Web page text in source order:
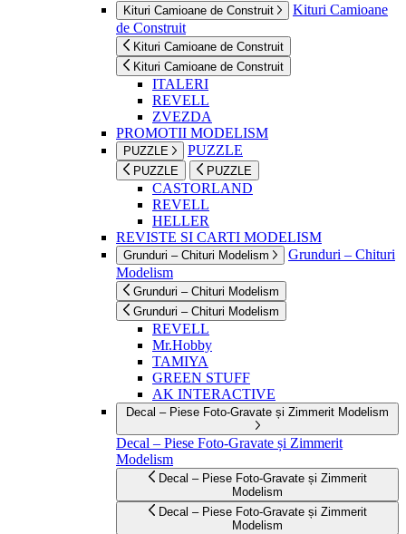
Kituri Camioane de Construit
Kituri Camioane
de Construit
Kituri Camioane de Construit
Kituri Camioane de Construit
ITALERI
REVELL
ZVEZDA
PROMOTII MODELISM
PUZZLE PUZZLE
PUZZLE PUZZLE
CASTORLAND
REVELL
HELLER
REVISTE SI CARTI MODELISM
Grunduri – Chituri Modelism
Grunduri – Chituri
Modelism
Grunduri – Chituri Modelism
Grunduri – Chituri Modelism
REVELL
Mr.Hobby
TAMIYA
GREEN STUFF
AK INTERACTIVE
Decal – Piese Foto-Gravate și Zimmerit Modelism
Decal – Piese Foto-Gravate și Zimmerit
Modelism
Decal – Piese Foto-Gravate și Zimmerit
Modelism
Decal – Piese Foto-Gravate și Zimmerit
Modelism